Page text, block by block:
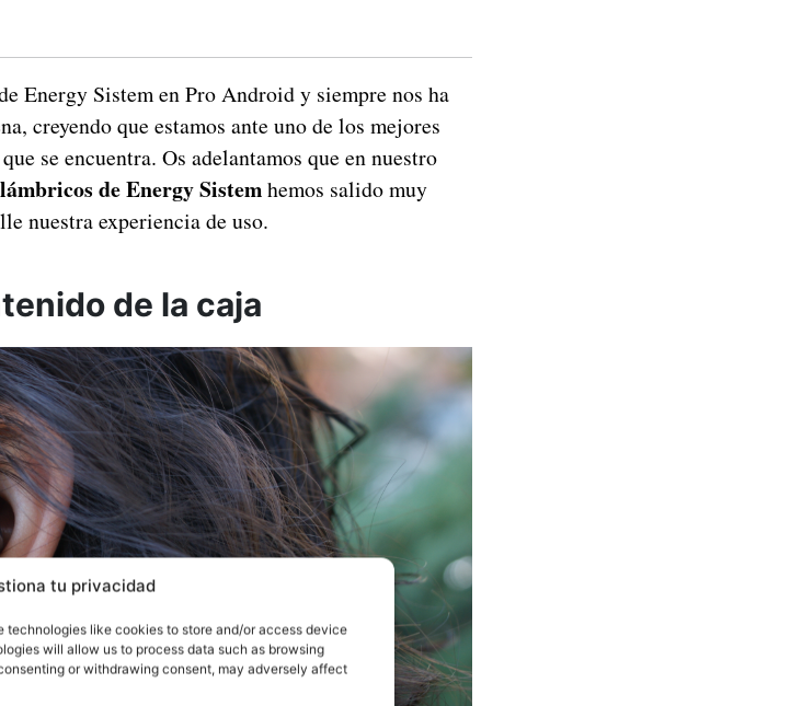
tu privacidad
technologies like cookies to store and/or access device
will allow us to process data such as browsing
or withdrawing consent, may adversely affect
Energy Sistem en Pro Android y siempre nos ha
creyendo que estamos ante uno de los mejores
se encuentra. Os adelantamos que en nuestro
de Energy Sistemhemos salido muy
nuestra experiencia de uso.
de la caja